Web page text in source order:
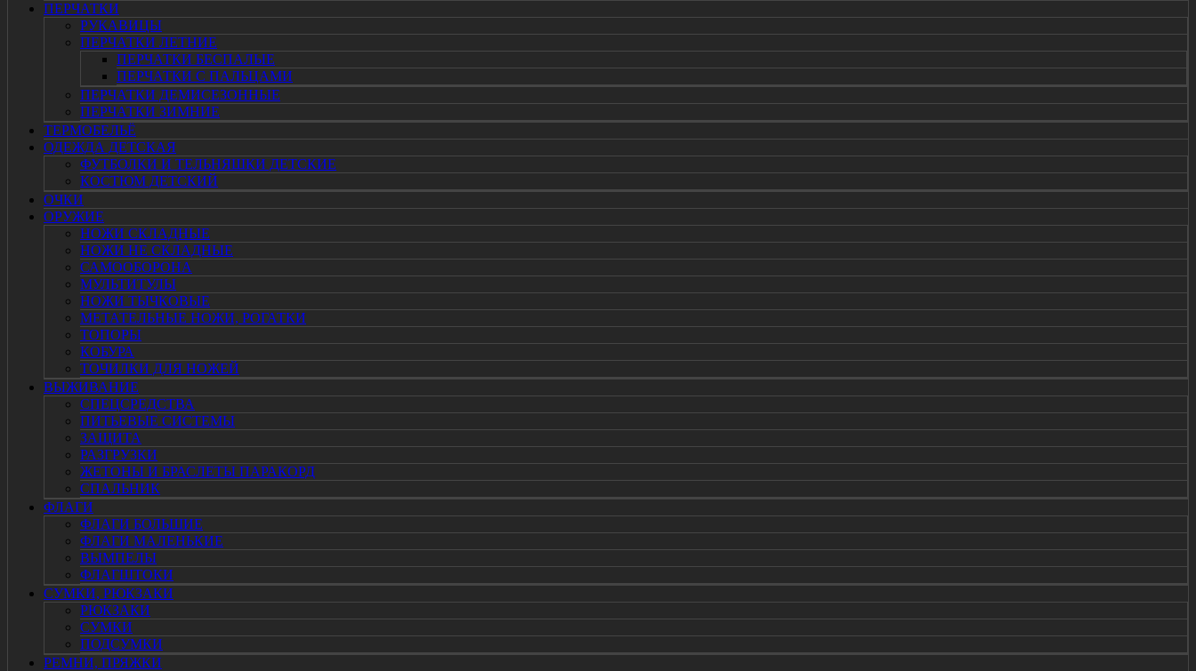
ПЕРЧАТКИ
РУКАВИЦЫ
ПЕРЧАТКИ ЛЕТНИЕ
ПЕРЧАТКИ БЕСПАЛЫЕ
ПЕРЧАТКИ С ПАЛЬЦАМИ
ПЕРЧАТКИ ДЕМИСЕЗОННЫЕ
ПЕРЧАТКИ ЗИМНИЕ
ТЕРМОБЕЛЬЁ
ОДЕЖДА ДЕТСКАЯ
ФУТБОЛКИ И ТЕЛЬНЯШКИ ДЕТСКИЕ
КОСТЮМ ДЕТСКИЙ
ОЧКИ
ОРУЖИЕ
НОЖИ СКЛАДНЫЕ
НОЖИ НЕ СКЛАДНЫЕ
САМООБОРОНА
МУЛЬТИТУЛЫ
НОЖИ ТЫЧКОВЫЕ
МЕТАТЕЛЬНЫЕ НОЖИ, РОГАТКИ
ТОПОРЫ
КОБУРА
ТОЧИЛКИ ДЛЯ НОЖЕЙ
ВЫЖИВАНИЕ
СПЕЦСРЕДСТВА
ПИТЬЕВЫЕ СИСТЕМЫ
ЗАЩИТА
РАЗГРУЗКИ
ЖЕТОНЫ И БРАСЛЕТЫ ПАРАКОРД
СПАЛЬНИК
ФЛАГИ
ФЛАГИ БОЛЬШИЕ
ФЛАГИ МАЛЕНЬКИЕ
ВЫМПЕЛЫ
ФЛАГШТОКИ
СУМКИ, РЮКЗАКИ
РЮКЗАКИ
СУМКИ
ПОДСУМКИ
РЕМНИ, ПРЯЖКИ